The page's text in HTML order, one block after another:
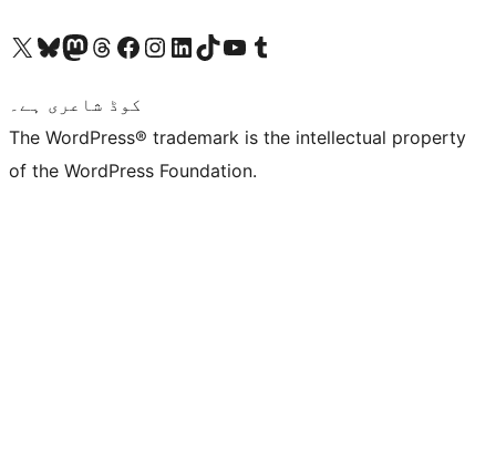
Visit our X (formerly Twitter) account
ہمارے بلیواسکائی اکاؤنٹ پر جائیں
Visit our Mastodon account
ہمارے ٹھریڈز اکاؤنٹ پر جائیں
Visit our Facebook page
Visit our Instagram account
Visit our LinkedIn account
ہمارے ٹک ٹاک اکاؤنٹ پر جائیں
Visit our YouTube channel
ہمارے ٹمبلر اکاؤنٹ پر جائیں
کوڈ شاعری ہے۔
The WordPress® trademark is the intellectual property
of the WordPress Foundation.